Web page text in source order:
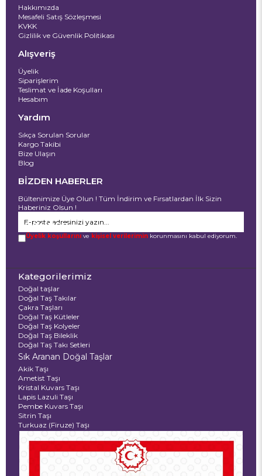
Hakkımızda
Mesafeli Satış Sözleşmesi
KVKK
Gizlilik ve Güvenlik Politikası
Alışveriş
Üyelik
Siparişlerim
Teslimat ve İade Koşulları
Hesabım
Yardım
Sıkça Sorulan Sorular
Kargo Takibi
Bize Ulaşın
Blog
BİZDEN HABERLER
Bültenimize Üye Olun ! Tüm İndirim ve Fırsatlardan İlk Sizin
Haberiniz Olsun !
GÖNDER
Üyelik koşullarını ve kişisel verilerimin korunmasını kabul ediyorum.
Kategorilerimiz
Doğal taşlar
Doğal Taş Takılar
Çakra Taşları
Doğal Taş Kütleler
Doğal Taş Kolyeler
Doğal Taş Bileklik
Doğal Taş Takı Setleri
Sık Aranan Doğal Taşlar
Akik Taşı
Ametist Taşı
Kristal Kuvars Taşı
Lapis Lazuli Taşı
Pembe Kuvars Taşı
Sitrin Taşı
Turkuaz (Firuze) Taşı